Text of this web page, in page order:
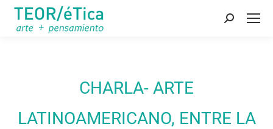
Buscar:
CHARLA- ARTE
LATINOAMERICANO, ENTRE LA